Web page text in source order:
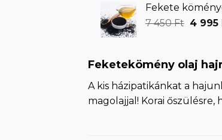
Fekete
7 450Ft
7
450 Ft.
4 995
Feketekömény olaj
A kis házipatikánkat a
magolajjal! Korai őszülésre,